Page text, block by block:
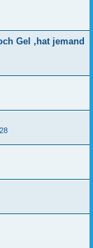
Gel ,hat jemand